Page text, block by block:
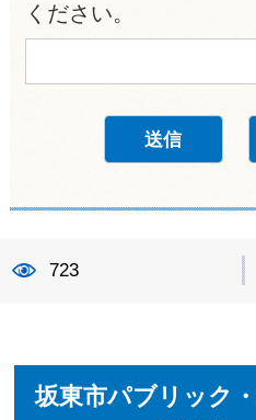
ください。
723
坂東市パブリック